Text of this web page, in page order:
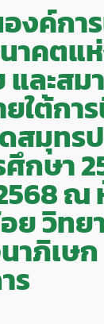
องค์กา
าคตแ
และส
ใต้กา
สมุทร
ศึกษา
ณ
ย วิทย
าภิเษก
ร